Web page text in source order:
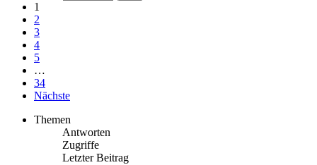
1
2
3
4
5
…
34
Nächste
Themen
Antworten
Zugriffe
Letzter Beitrag